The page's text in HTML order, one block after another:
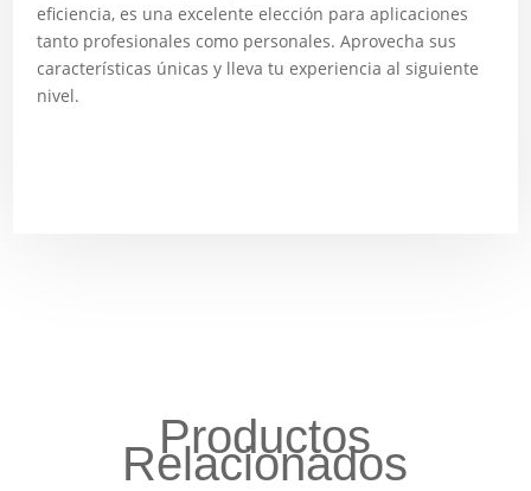
eficiencia, es una excelente elección para aplicaciones
tanto profesionales como personales. Aprovecha sus
características únicas y lleva tu experiencia al siguiente
nivel.
Productos
Relacionados